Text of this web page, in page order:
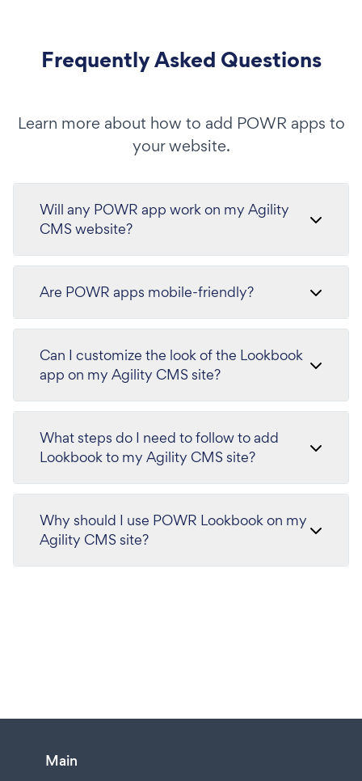
Frequently Asked Questions
Learn more about how to add POWR apps to
your website.
Will any POWR app work on my Agility
CMS website?
Are POWR apps mobile-friendly?
Can I customize the look of the Lookbook
app on my Agility CMS site?
What steps do I need to follow to add
Lookbook to my Agility CMS site?
Why should I use POWR Lookbook on my
Agility CMS site?
Main